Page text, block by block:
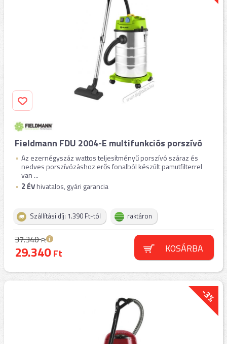
Fieldmann FDU 2004-E multifunkciós porszívó
Az ezernégyszáz wattos teljesítményű porszívó száraz és
nedves porszívózáshoz erős fonalból készült pamutfilterrel
van ...
2 ÉVhivatalos, gyári garancia
Szállítási díj: 1.390 Ft-tól raktáron
37.340Ft
29.340Ft KOSÁRBA
-3%